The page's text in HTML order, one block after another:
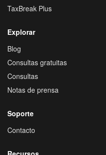
TaxBreak Plus
Explorar
Blog
Consultas gratuitas
Consultas
Notas de prensa
Soporte
Contacto